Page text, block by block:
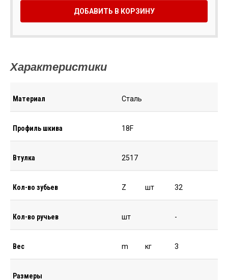
ДОБАВИТЬ В КОРЗИНУ
Характеристики
Материал Сталь
Профиль шкива 18F
Втулка 2517
Кол-во зубьев Z шт 32
Кол-во ручьев шт -
Вес m кг 3
Размеры